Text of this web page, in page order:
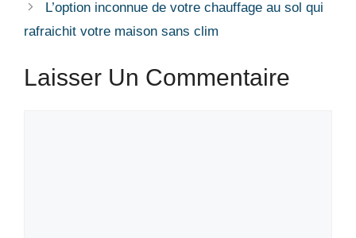
L’option inconnue de votre chauffage au sol qui
rafraichit votre maison sans clim
Laisser Un Commentaire